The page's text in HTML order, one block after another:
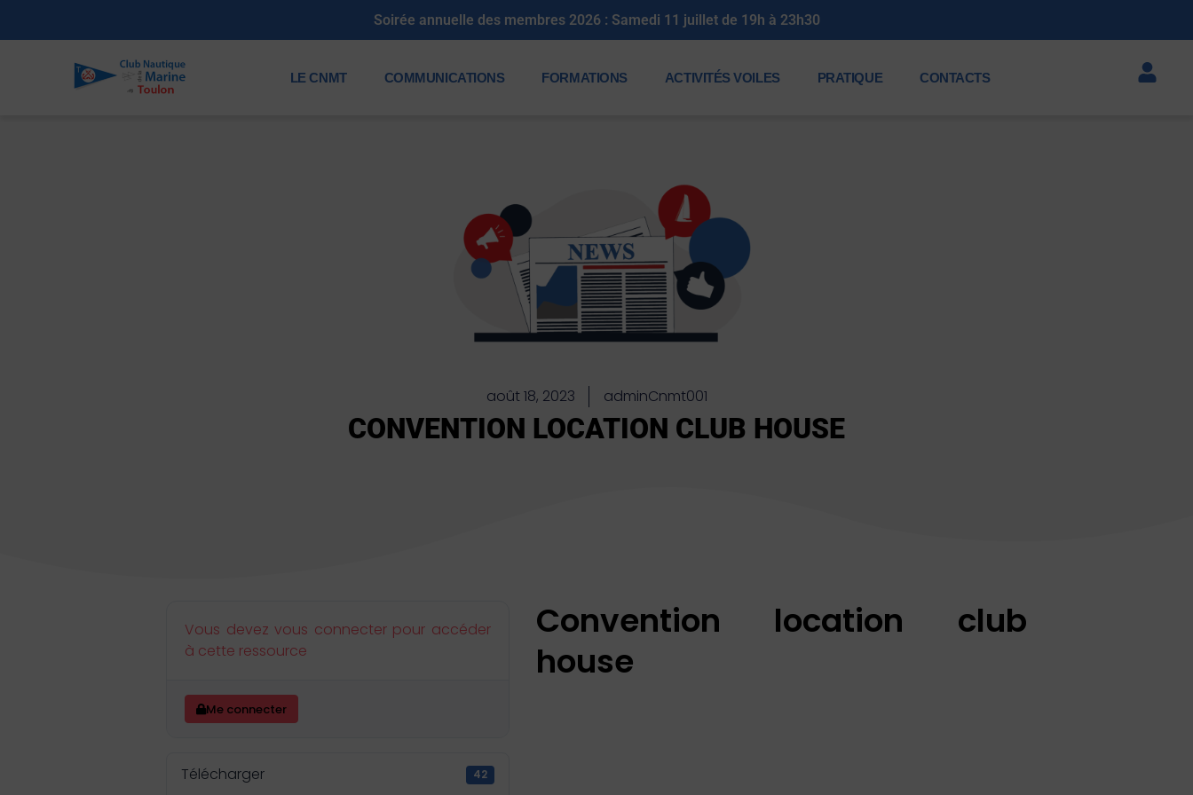
Soirée annuelle des membres 2026 : Samedi 11 juillet de 19h à 23h30
LE CNMT COMMUNICATIONS FORMATIONS ACTIVITÉS VOILES PRATIQUE CONTACTS
août 18, 2023 adminCnmt001
CONVENTION LOCATION CLUB HOUSE
Vous devez vous connecter pour accéder
à cette ressource
Me connecter
Télécharger 42
Convention location club
house